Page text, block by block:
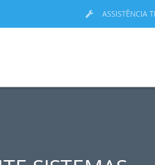
ASSISTÊNCIA